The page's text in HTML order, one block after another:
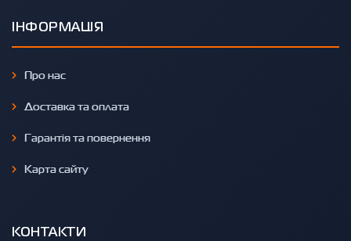
ІНФОРМАЦІЯ
Про нас
Доставка та оплата
Гарантія та повернення
Карта сайту
КОНТАКТИ